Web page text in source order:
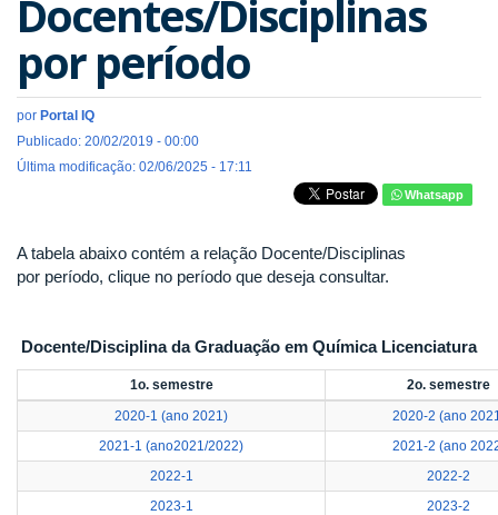
Docentes/Disciplinas
por período
por Portal IQ
Publicado: 20/02/2019 - 00:00
Última modificação: 02/06/2025 - 17:11
Whatsapp
A tabela abaixo contém a relação Docente/Disciplinas
por período, clique no período que deseja consultar.
Docente/Disciplina da Graduação em Química Licenciatura
1o. semestre
2o. semestre
2020-1 (ano 2021)
2020-2 (ano
2021-1 (ano2021/2022)
2021-2 (ano
2022-1
2022-2
2023-1
2023-2